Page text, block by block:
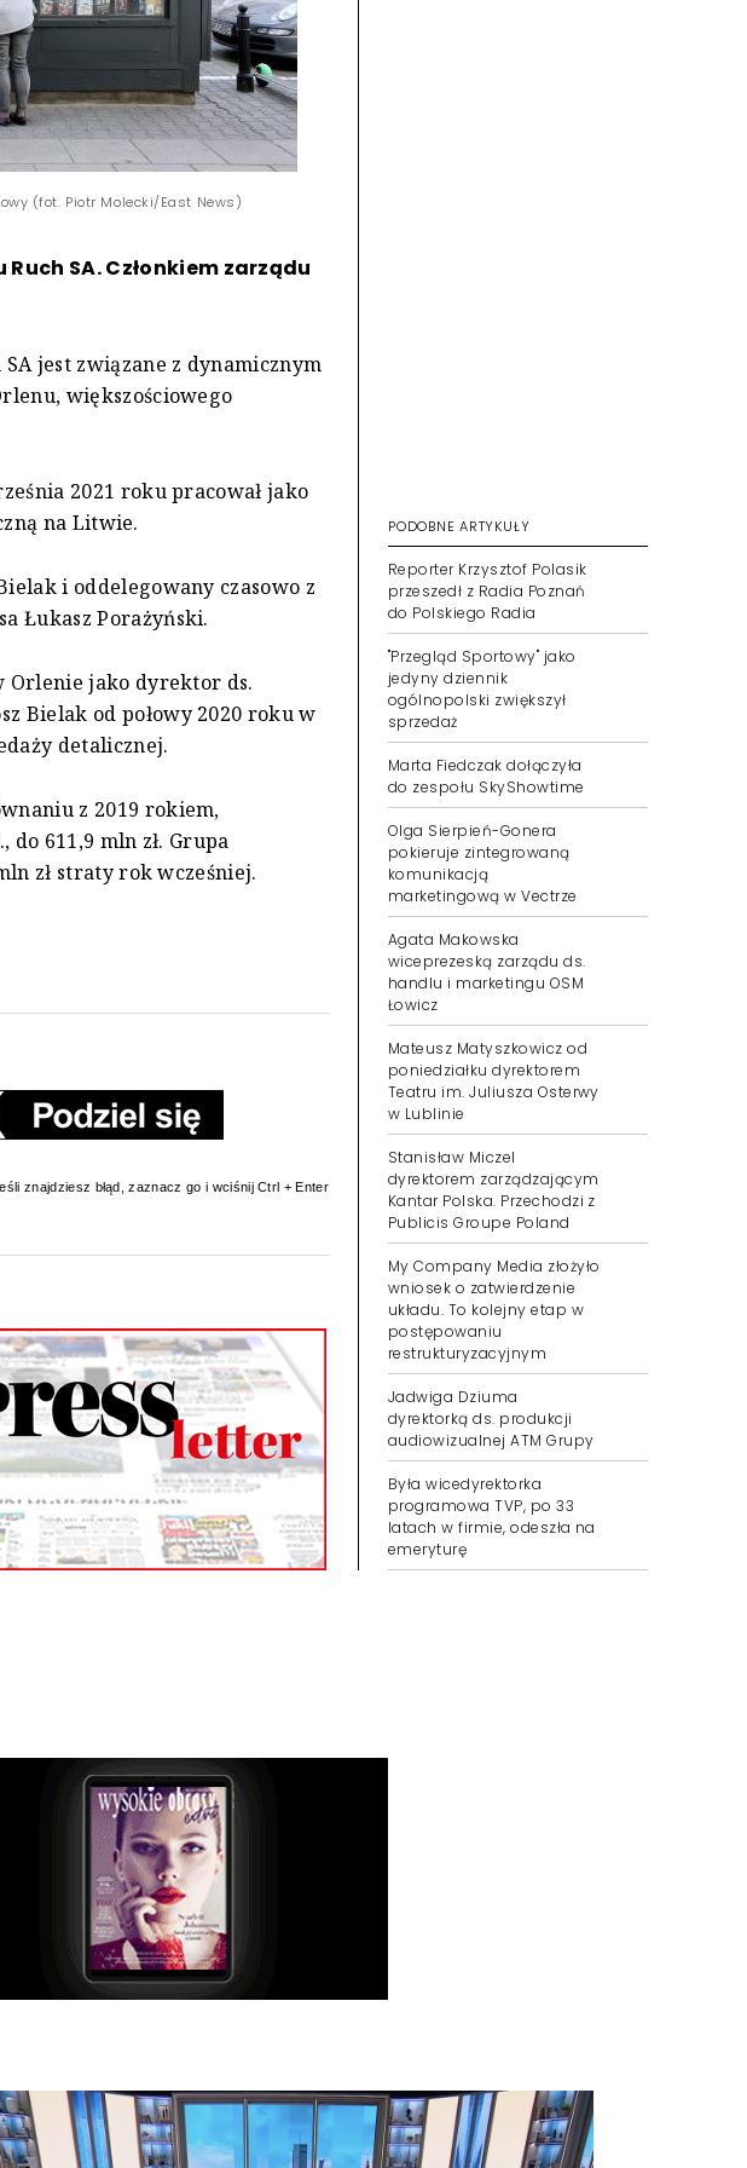
(fot. Piotr Molecki/East News)
SA. Członkiem zarządu
SA jest związane z dynamicznym
większościowego
2021 roku pracował jako
na Litwie.
i oddelegowany czasowo z
Łukasz Porażyński.
Orlenie jako dyrektor ds.
Bielak od połowy 2020 roku w
detalicznej.
z 2019 rokiem,
do 611,9 mln zł. Grupa
zł straty rok wcześniej.
znajdziesz błąd, zaznacz go i wciśnij Ctrl + Enter
PODOBNE ARTYKUŁY
Reporter Krzysztof Polasik
przeszedł z Radia Poznań
do Polskiego Radia
"Przegląd Sportowy" jako
jedyny dziennik
ogólnopolski zwiększył
sprzedaż
Marta Fiedczak dołączyła
do zespołu SkyShowtime
Olga Sierpień-Gonera
pokieruje zintegrowaną
komunikacją
marketingową w Vectrze
Agata Makowska
wiceprezeską zarządu ds.
handlu i marketingu OSM
Łowicz
Mateusz Matyszkowicz od
poniedziałku dyrektorem
Teatru im. Juliusza Osterwy
w Lublinie
Stanisław Miczel
dyrektorem zarządzającym
Kantar Polska. Przechodzi z
Publicis Groupe Poland
My Company Media złożyło
wniosek o zatwierdzenie
układu. To kolejny etap w
postępowaniu
restrukturyzacyjnym
Jadwiga Dziuma
dyrektorką ds. produkcji
audiowizualnej ATM Grupy
Była wicedyrektorka
programowa TVP, po 33
latach w firmie, odeszła na
emeryturę